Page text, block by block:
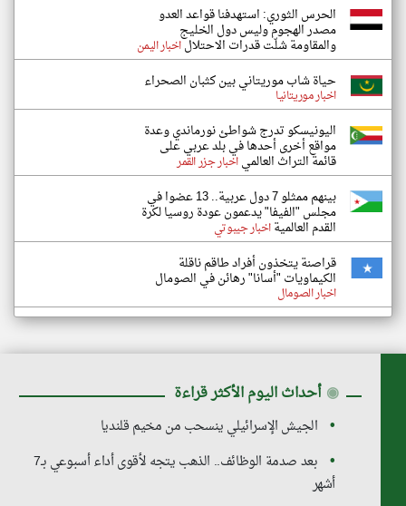
الحرس الثوري: استهدفنا قواعد العدو
مصدر الهجوم وليس دول الخليج
والمقاومة شلّت قدرات الاحتلالاخبار اليمن
حياة شاب موريتاني بين كثبان الصحراء
اخبار موريتانيا
اليونيسكو تدرج شواطئ نورماندي وعدة
مواقع أخرى أحدها في بلد عربي على
قائمة التراث العالمياخبار جزر القمر
بينهم ممثلو 7 دول عربية.. 13 عضوا في
مجلس "الفيفا" يدعمون عودة روسيا لكرة
القدم العالميةاخبار جيبوتي
قراصنة يتخذون أفراد طاقم ناقلة
الكيماويات "أسانا" رهائن في الصومال
اخبار الصومال
◉ أحداث اليوم الأكثر قراءة
الجيش الإسرائيلي ينسحب من مخيم قلنديا
بعد صدمة الوظائف.. الذهب يتجه لأقوى أداء أسبوعي بـ7
أشهر